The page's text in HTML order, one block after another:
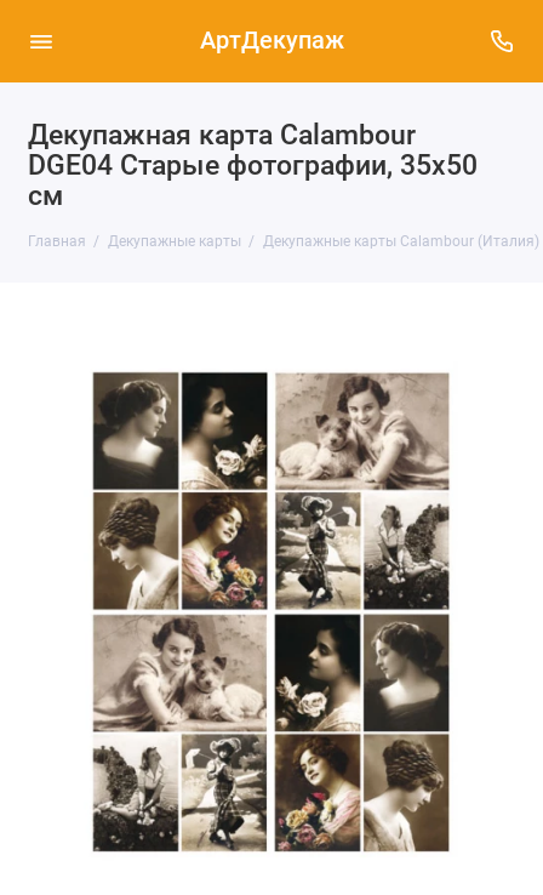
АртДекупаж
Декупажная карта Calambour
DGE04 Старые фотографии, 35х50
см
Главная Декупажные карты Декупажные карты Calambour (Италия)